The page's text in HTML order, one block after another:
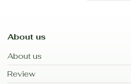
About us
About us
Review